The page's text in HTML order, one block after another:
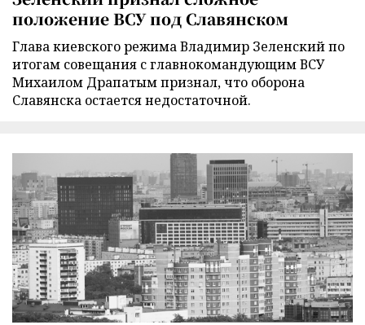
положение ВСУ под Славянском
Глава киевского режима Владимир Зеленский по
итогам совещания с главнокомандующим ВСУ
Михаилом Драпатым признал, что оборона
Славянска остается недостаточной.